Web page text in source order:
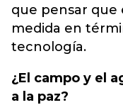
que pensar que
medida en
tecnología.
¿El campo y el
a la paz?